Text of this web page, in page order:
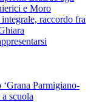
e Moro
raccordo fra
Parmigiano-
scuola